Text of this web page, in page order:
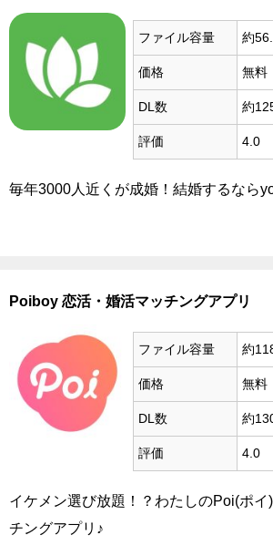
ファイル容量 約
価格 無料
DL数 約
評価 4.0
毎年3000人近くが成婚！結婚するなら
Poiboy 恋活・婚活マッチングアプリ
ファイル容量 約
価格 無料
DL数 約
評価 4.0
イケメン選び放題！？わたしのPoi(ポイ
チングアプリ♪